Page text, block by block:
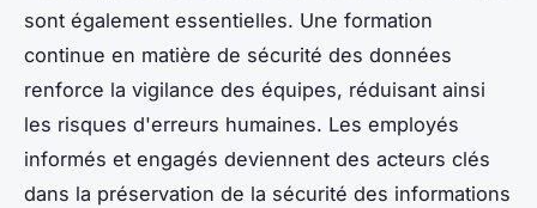
sont également essentielles. Une formation
continue en matière de sécurité des données
renforce la vigilance des équipes, réduisant ainsi
les risques d'erreurs humaines. Les employés
informés et engagés deviennent des acteurs clés
dans la préservation de la sécurité des informations